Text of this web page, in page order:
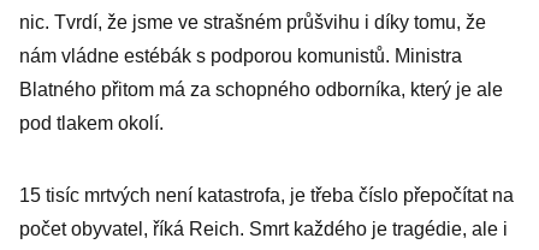
nic. Tvrdí, že jsme ve strašném průšvihu i díky tomu, že
nám vládne estébák s podporou komunistů. Ministra
Blatného přitom má za schopného odborníka, který je ale
pod tlakem okolí.
15 tisíc mrtvých není katastrofa, je třeba číslo přepočítat na
počet obyvatel, říká Reich. Smrt každého je tragédie, ale i